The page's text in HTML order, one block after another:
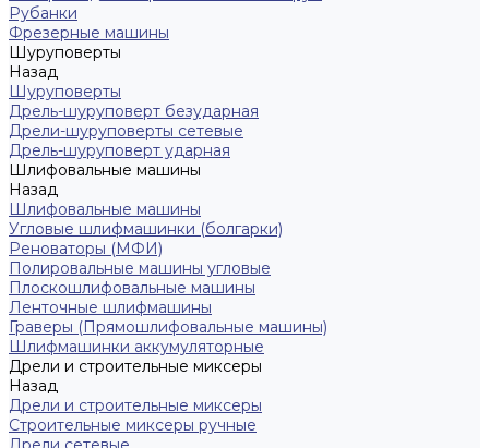
Рубанки
Фрезерные машины
Шуруповерты
Назад
Шуруповерты
Дрель-шуруповерт безударная
Дрели-шуруповерты сетевые
Дрель-шуруповерт ударная
Шлифовальные машины
Назад
Шлифовальные машины
Угловые шлифмашинки (болгарки)
Реноваторы (МФИ)
Полировальные машины угловые
Плоскошлифовальные машины
Ленточные шлифмашины
Граверы (Прямошлифовальные машины)
Шлифмашинки аккумуляторные
Дрели и строительные миксеры
Назад
Дрели и строительные миксеры
Строительные миксеры ручные